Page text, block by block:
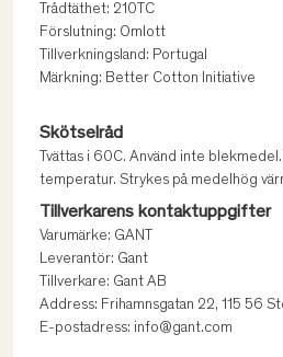
Trådtäthet: 210TC
Förslutning: Omlott
Tillverkningsland: Portugal
Märkning: Better Cotton Initiative
Skötselråd
Tvättas i 60C. Använd inte
temperatur. Strykes på medelhög
Tillverkarens kontaktuppgifter
Varumärke: GANT
Leverantör: Gant
Tillverkare: Gant AB
Address: Frihamnsgatan 22, 115 56
E-postadress: info@gant.com